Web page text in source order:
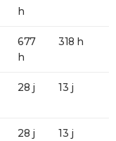
h
677
h
318 h
28 j 13 j
28 j 13 j